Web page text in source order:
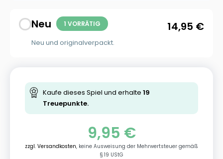
Neu 1 VORRÄTIG
Neu und originalverpackt.
14,95 €
Kaufe dieses Spiel und erhalte 19
Treuepunkte.
9,95 €
zzgl. Versandkosten, keine Ausweisung der Mehrwertsteuer gemäß
§ 19 UStG